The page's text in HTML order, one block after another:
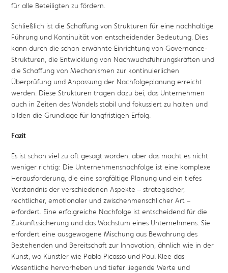
für alle Beteiligten zu fördern.
Schließlich ist die Schaffung von Strukturen für eine nachhaltige
Führung und Kontinuität von entscheidender Bedeutung. Dies
kann durch die schon erwähnte Einrichtung von Governance-
Strukturen, die Entwicklung von Nachwuchsführungskräften und
die Schaffung von Mechanismen zur kontinuierlichen
Überprüfung und Anpassung der Nachfolgeplanung erreicht
werden. Diese Strukturen tragen dazu bei, das Unternehmen
auch in Zeiten des Wandels stabil und fokussiert zu halten und
bilden die Grundlage für langfristigen Erfolg.
Fazit
Es ist schon viel zu oft gesagt worden, aber das macht es nicht
weniger richtig: Die Unternehmensnachfolge ist eine komplexe
Herausforderung, die eine sorgfältige Planung und ein tiefes
Verständnis der verschiedenen Aspekte – strategischer,
rechtlicher, emotionaler und zwischenmenschlicher Art –
erfordert. Eine erfolgreiche Nachfolge ist entscheidend für die
Zukunftssicherung und das Wachstum eines Unternehmens. Sie
erfordert eine ausgewogene Mischung aus Bewahrung des
Bestehenden und Bereitschaft zur Innovation, ähnlich wie in der
Kunst, wo Künstler wie Pablo Picasso und Paul Klee das
Wesentliche hervorheben und tiefer liegende Werte und